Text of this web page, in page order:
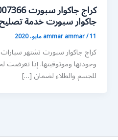
جاكوار سبورت خدمة
ammar ammar/11 مايو، 2020
كراج جاكوار سبورت تشتهر
وجودتها وموثوقيتها. إذا تعرضت
للجسم والطلاء لضمان […]